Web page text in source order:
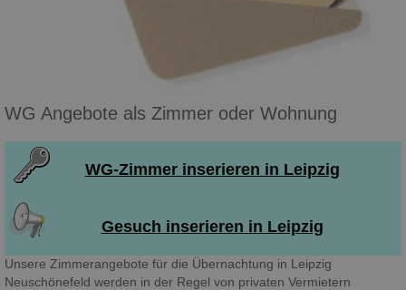
WG Angebote als Zimmer oder Wohnung
WG-Zimmer inserieren in Leipzig
Gesuch inserieren in Leipzig
Unsere Zimmerangebote für die Übernachtung in Leipzig
Neuschönefeld werden in der Regel von privaten Vermietern